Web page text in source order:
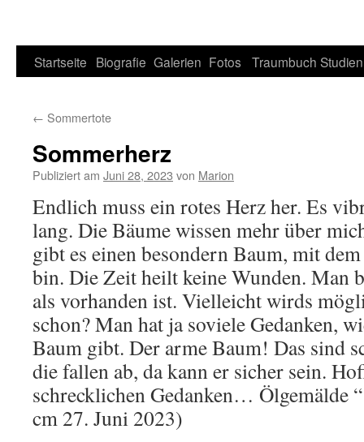
Zum
springen
Startseite Biografie Galerien Fotos Traumbuch Studien
← Sommertote
Sommerherz
Publiziert am Juni 28, 2023 von Marion
Endlich muss ein rotes Herz her. Es
lang. Die Bäume wissen mehr über
gibt es einen besondern Baum, mit
bin. Die Zeit heilt keine Wunden. Man
als vorhanden ist. Vielleicht wirds
schon? Man hat ja soviele Gedanken,
Baum gibt. Der arme Baum! Das sind
die fallen ab, da kann er sicher sein.
schrecklichen Gedanken… Ölgemälde
cm 27. Juni 2023)